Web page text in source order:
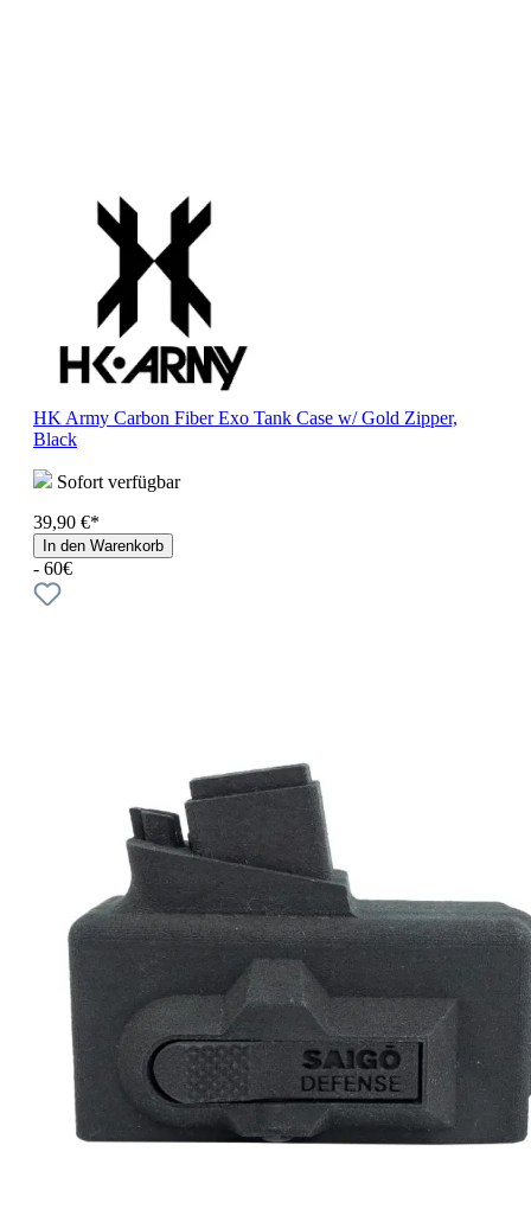
HK Army Carbon Fiber Exo Tank Case w/ Gold Zipper,
Black
Sofort verfügbar
39,90 €*
In den Warenkorb
- 60€